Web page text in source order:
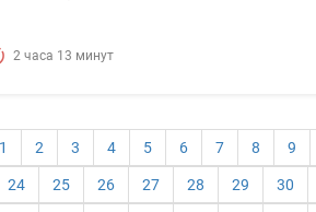
2 часа 13 минут
2 3 4 5 6 7 8 9
24 25 26 27 28 29 30